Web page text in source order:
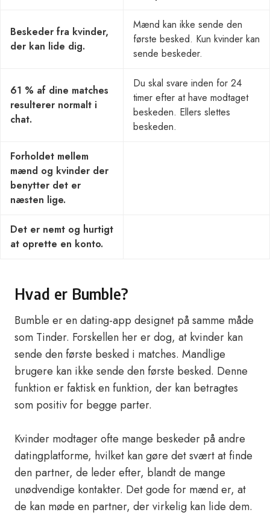
Beskeder fra kvinder,
der kan lide dig.
Mænd kan ikke sende den
første besked. Kun kvinder kan
sende beskeder.
61 % af dine matches
resulterer normalt i
chat.
Du skal svare inden for 24
timer efter at have modtaget
beskeden. Ellers slettes
beskeden.
Forholdet mellem
mænd og kvinder der
benytter det er
næsten lige.
Det er nemt og hurtigt
at oprette en konto.
Hvad er Bumble?
Bumble er en dating-app designet på samme måde
som Tinder. Forskellen her er dog, at kvinder kan
sende den første besked i matches. Mandlige
brugere kan ikke sende den første besked. Denne
funktion er faktisk en funktion, der kan betragtes
som positiv for begge parter.
Kvinder modtager ofte mange beskeder på andre
datingplatforme, hvilket kan gøre det svært at finde
den partner, de leder efter, blandt de mange
unødvendige kontakter. Det gode for mænd er, at
de kan møde en partner, der virkelig kan lide dem.